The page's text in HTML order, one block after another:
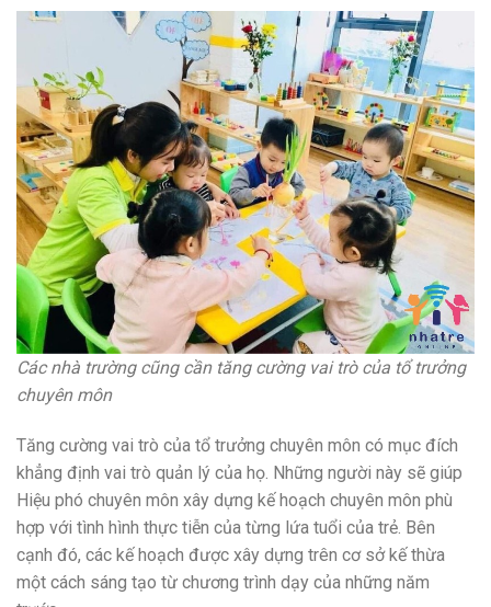
Các nhà trường cũng cần tăng cường vai trò của tổ trưởng
chuyên môn
Tăng cường vai trò của tổ trưởng chuyên môn có mục đích
khẳng định vai trò quản lý của họ. Những người này sẽ giúp
Hiệu phó chuyên môn xây dựng kế hoạch chuyên môn phù
hợp với tình hình thực tiễn của từng lứa tuổi của trẻ. Bên
cạnh đó, các kế hoạch được xây dựng trên cơ sở kế thừa
một cách sáng tạo từ ch­ương trình dạy của những năm